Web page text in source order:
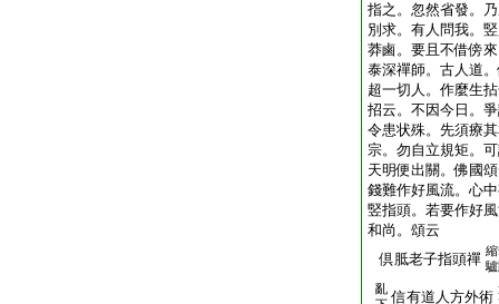
指之。忽然省發。
別求。有人問我。
莽鹵。要且不借傍
泰深禪師。古人道
超一切人。作麼生
招云。不因今日。
令患状殊。先須療
宗。勿自立規矩。
天明便出關。佛國
錢難作好風流。心
竪指頭。若要作好
和尚。頌云
倶胝老子指頭禪
亂 信有道人方外術